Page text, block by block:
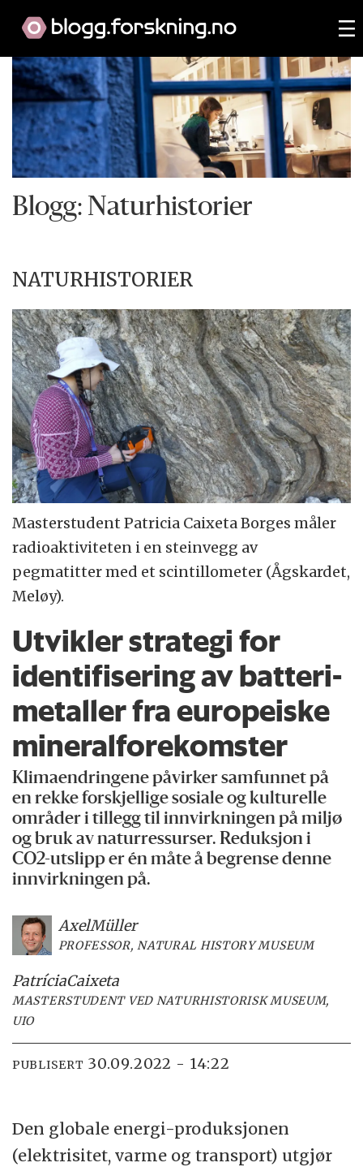
Blogg: Naturhistorier
NATURHISTORIER
Masterstudent Patricia Caixeta Borges måler
radioaktiviteten i en steinvegg av
pegmatitter med et scintillometer (Ågskardet,
Meløy).
Utvikler strategi for
identifisering av batteri-
metaller fra europeiske
mineralforekomster
Klimaendringene påvirker samfunnet på
en rekke forskjellige sosiale og kulturelle
områder i tillegg til innvirkningen på miljø
og bruk av naturressurser. Reduksjon i
CO2-utslipp er én måte å begrense denne
innvirkningen på.
AxelMüller
PROFESSOR, NATURAL HISTORY MUSEUM
PatríciaCaixeta
MASTERSTUDENT VED NATURHISTORISK MUSEUM,
UIO
PUBLISERT 30.09.2022 - 14:22
Den globale energi-produksjonen
(elektrisitet, varme og transport) utgjør